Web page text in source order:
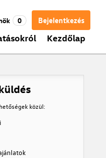
Bejelentkezés
0
Kezdőlap
közül: